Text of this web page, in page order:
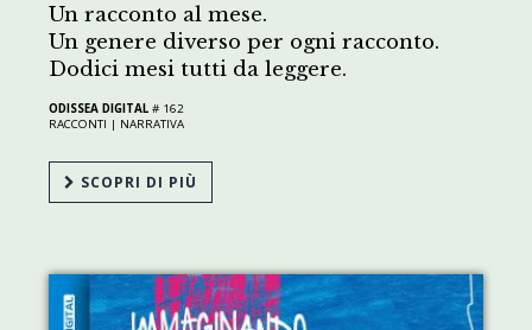
Un racconto al mese.
Un genere diverso per ogni racconto.
Dodici mesi tutti da leggere.
ODISSEA DIGITAL # 162
RACCONTI | NARRATIVA
SCOPRI DI PIÙ